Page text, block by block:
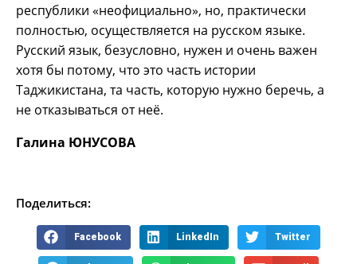
республики «неофициально», но, практически
полностью, осуществляется на русском языке.
Русский язык, безусловно, нужен и очень важен
хотя бы потому, что это часть истории
Таджикистана, та часть, которую нужно беречь, а
не отказываться от неё.
Галина ЮНУСОВА
Поделиться:
Facebook LinkedIn Twitter